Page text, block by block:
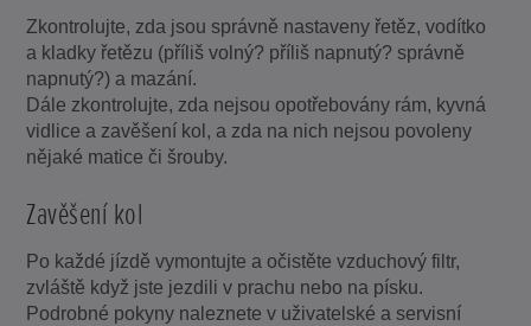
Zkontrolujte, zda jsou správně nastaveny řetěz, vodítko
a kladky řetězu (příliš volný? příliš napnutý? správně
napnutý?) a mazání.
Dále zkontrolujte, zda nejsou opotřebovány rám, kyvná
vidlice a zavěšení kol, a zda na nich nejsou povoleny
nějaké matice či šrouby.
Zavěšení kol
Po každé jízdě vymontujte a očistěte vzduchový filtr,
zvláště když jste jezdili v prachu nebo na písku.
Podrobné pokyny naleznete v uživatelské a servisní